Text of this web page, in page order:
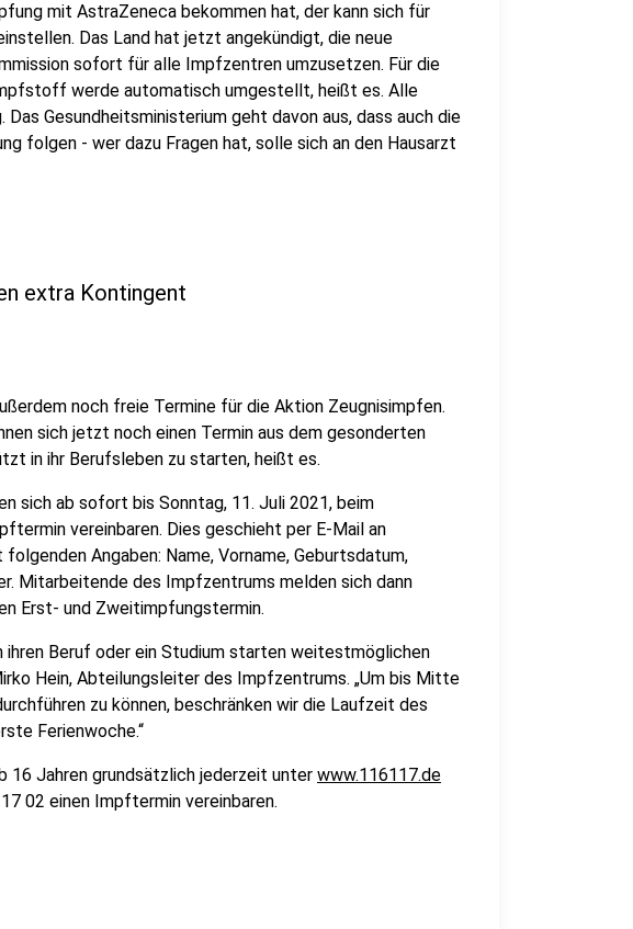
mit AstraZeneca bekommen hat, der kann sich für
Das Land hat jetzt angekündigt, die neue
sofort für alle Impfzentren umzusetzen. Für die
werde automatisch umgestellt, heißt es. Alle
Gesundheitsministerium geht davon aus, dass auch die
folgen - wer dazu Fragen hat, solle sich an den Hausarzt
extra Kontingent
noch freie Termine für die Aktion Zeugnisimpfen.
sich jetzt noch einen Termin aus dem gesonderten
in ihr Berufsleben zu starten, heißt es.
sich ab sofort bis Sonntag, 11. Juli 2021, beim
vereinbaren. Dies geschieht per E-Mail an
folgenden Angaben: Name, Vorname, Geburtsdatum,
Mitarbeitende des Impfzentrums melden sich dann
Erst- und Zweitimpfungstermin.
ihren Beruf oder ein Studium starten weitestmöglichen
Hein, Abteilungsleiter des Impfzentrums. „Um bis Mitte
zu können, beschränken wir die Laufzeit des
Ferienwoche.“
16 Jahren grundsätzlich jederzeit unter www.116117.de
02 einen Impftermin vereinbaren.